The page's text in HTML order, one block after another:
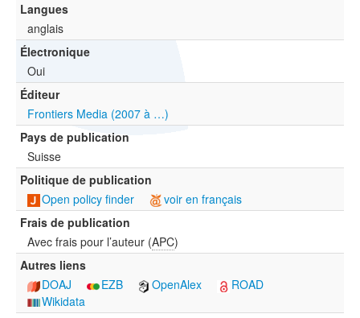
Langues
anglais
Électronique
Oui
Éditeur
Frontiers Media (2007 à …)
Pays de publication
Suisse
Politique de publication
Open policy finder
voir en français
Frais de publication
Avec frais pour l’auteur (APC)
Autres liens
DOAJ
EZB OpenAlex
ROAD
Wikidata